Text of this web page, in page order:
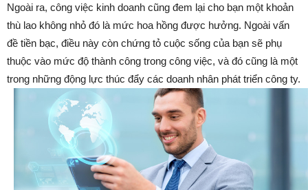
Ngoài ra, công việc kinh doanh cũng đem lại cho bạn một khoản
thù lao không nhỏ đó là mức hoa hồng được hưởng. Ngoài vấn
đề tiền bạc, điều này còn chứng tỏ cuộc sống của bạn sẽ phụ
thuộc vào mức độ thành công trong công việc, và đó cũng là một
trong những động lực thúc đẩy các doanh nhân phát triển công ty.